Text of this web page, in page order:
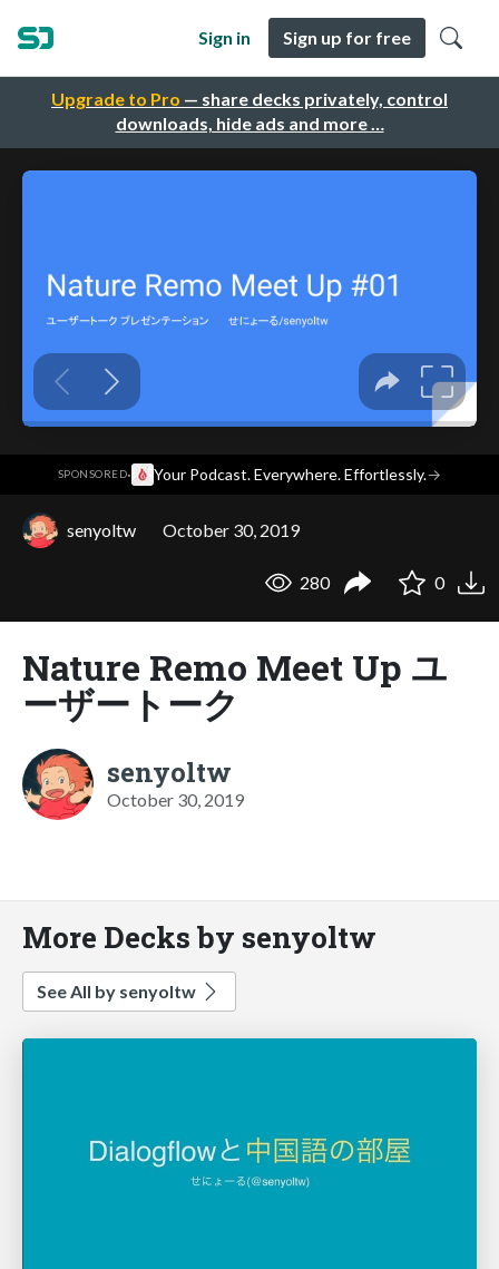
Upgrade to Pro — share decks privately, control
downloads, hide ads and more …
Sign in Sign up for free
SPONSORED· Your Podcast. Everywhere. Effortlessly.→
senyoltw October 30, 2019
280 0
Nature Remo Meet Up ユ
ーザートーク
senyoltw
October 30, 2019
More Decks by senyoltw
See All by senyoltw